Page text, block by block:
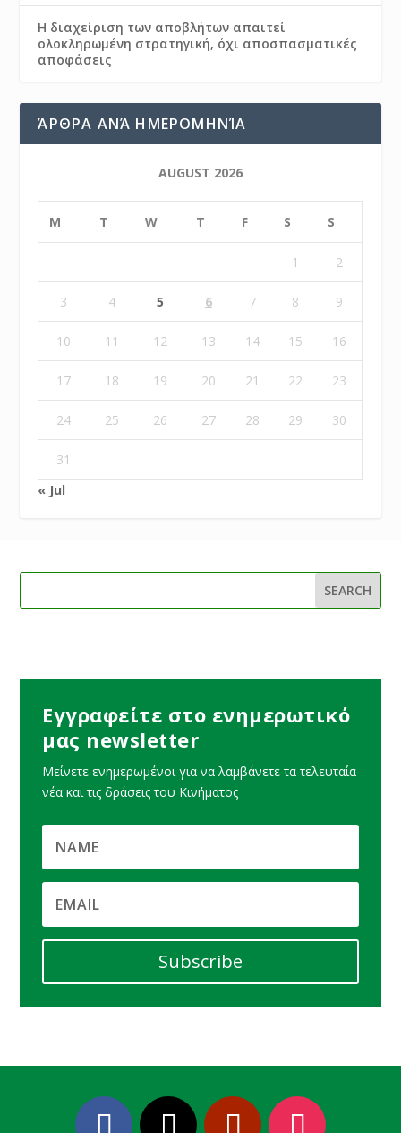
Η διαχείριση των αποβλήτων απαιτεί
ολοκληρωμένη στρατηγική, όχι αποσπασματικές
αποφάσεις
ΆΡΘΡΑ ΑΝΆ ΗΜΕΡΟΜΗΝΊΑ
AUGUST 2026
M T W T F S S
1 2
3 4 5 6 7 8 9
10 11 12 13 14 15 16
17 18 19 20 21 22 23
24 25 26 27 28 29 30
31
« Jul
Εγγραφείτε στο ενημερωτικό
μας newsletter
Μείνετε ενημερωμένοι για να λαμβάνετε τα τελευταία
νέα και τις δράσεις του Κινήματος
Subscribe